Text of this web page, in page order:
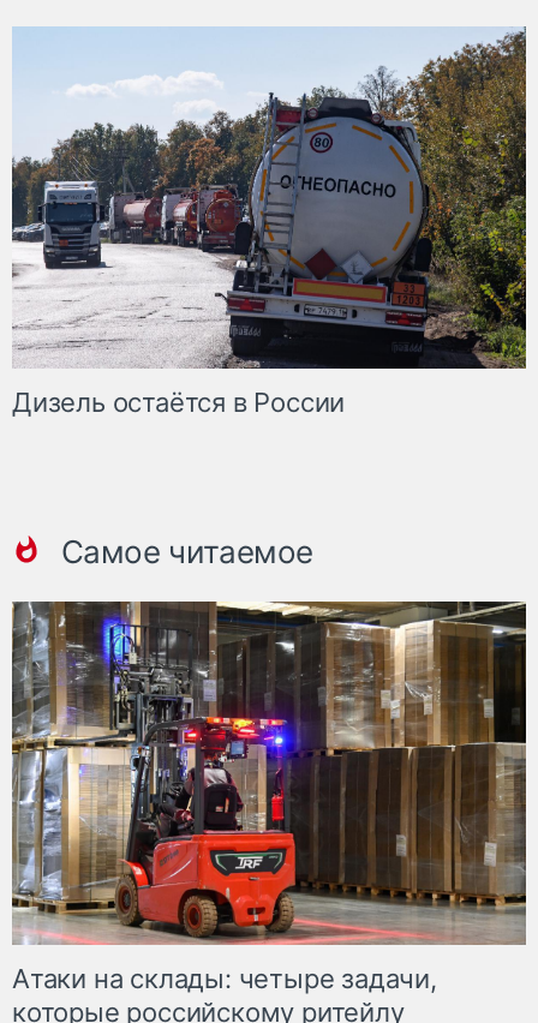
Дизель остаётся в России
Самое читаемое
Атаки на склады: четыре задачи,
которые российскому ритейлу